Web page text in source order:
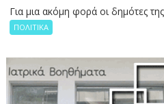
Για μια ακόμη φορά οι δημότες
ΠΟΛΙΤΙΚΑ